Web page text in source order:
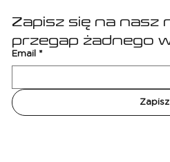
Gwarancyjny,
- opiekę i udział w wyprawie
już od lotniska w Warszawie,
- prywatne transfery lotniskowe
Cena: 3490 zł/osoba
Ceny podane wedle aktualnych
Zapisz się na nasz
przegap żadnego
Email *
Zapisz